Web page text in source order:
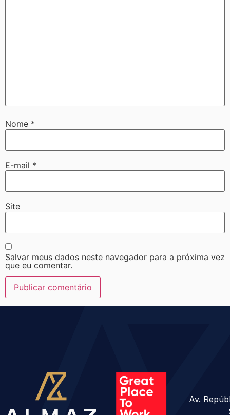
Nome *
E-mail *
Site
Salvar meus dados neste navegador para a próxima vez
que eu comentar.
Av.